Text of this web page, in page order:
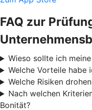
FAQ zur
Wieso sollte ich
Welche Vorteile habe
Welche Risiken
Nach welchen
Bonität?